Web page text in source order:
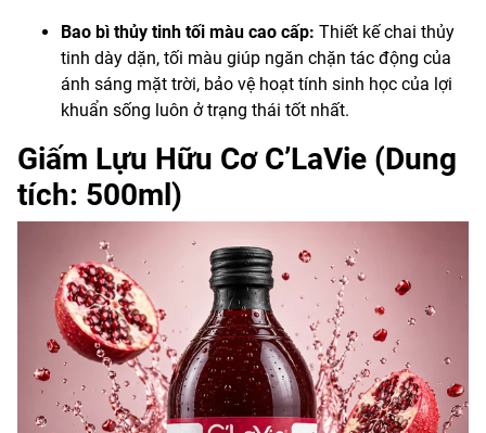
Bao bì thủy tinh tối màu cao cấp: Thiết kế chai thủy
tinh dày dặn, tối màu giúp ngăn chặn tác động của
ánh sáng mặt trời, bảo vệ hoạt tính sinh học của lợi
khuẩn sống luôn ở trạng thái tốt nhất.
Giấm Lựu Hữu Cơ C’LaVie (Dung
tích: 500ml)